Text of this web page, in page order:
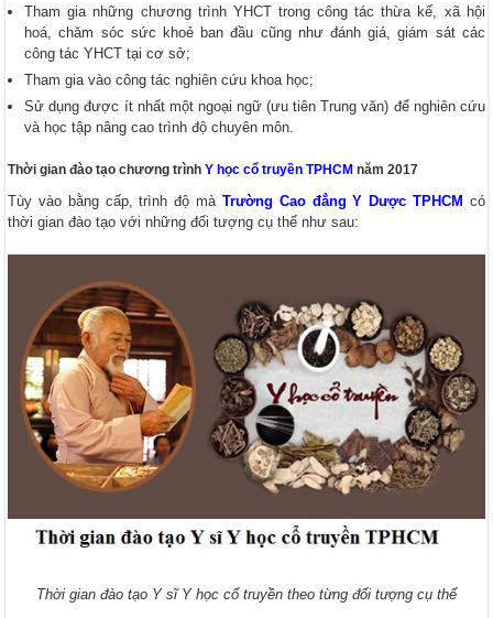
Tham gia những chương trình YHCT trong công tác thừa kế, xã hội
hoá, chăm sóc sức khoẻ ban đầu cũng như đánh giá, giám sát các
công tác YHCT tại cơ sở;
Tham gia vào công tác nghiên cứu khoa học;
Sử dụng được ít nhất một ngoại ngữ (ưu tiên Trung văn) để nghiên cứu
và học tập nâng cao trình độ chuyên môn.
Thời gian đào tạo chương trìnhY học cổ truyền TPHCM năm 2017
Tùy vào bằng cấp, trình độ mà Trường Cao đẳng Y Dược TPHCM có
thời gian đào tạo với những đối tượng cụ thể như sau:
Thời gian đào tạo Y sĩ Y học cổ truyền theo từng đối tượng cụ thể